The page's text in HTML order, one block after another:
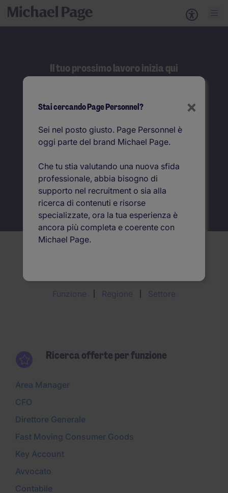
Il tuo prossimo lavoro inizia qui
Job title
Dove
Funzione Regione Settore
Ricerca offerte per funzione
Area Manager
CFO
Direttore Generale
Fast Moving Consumer Goods
Key Account
Avvocato
Contabile
×
Stai cercando Page Personnel?
Sei nel posto giusto. Page Personnel è
oggi parte del brand Michael Page.
Che tu stia valutando una nuova sfida
professionale, abbia bisogno di
supporto nel recruitment o sia alla
ricerca di contenuti e risorse
specializzate, ora la tua esperienza è
ancora più completa e coerente con
Michael Page.